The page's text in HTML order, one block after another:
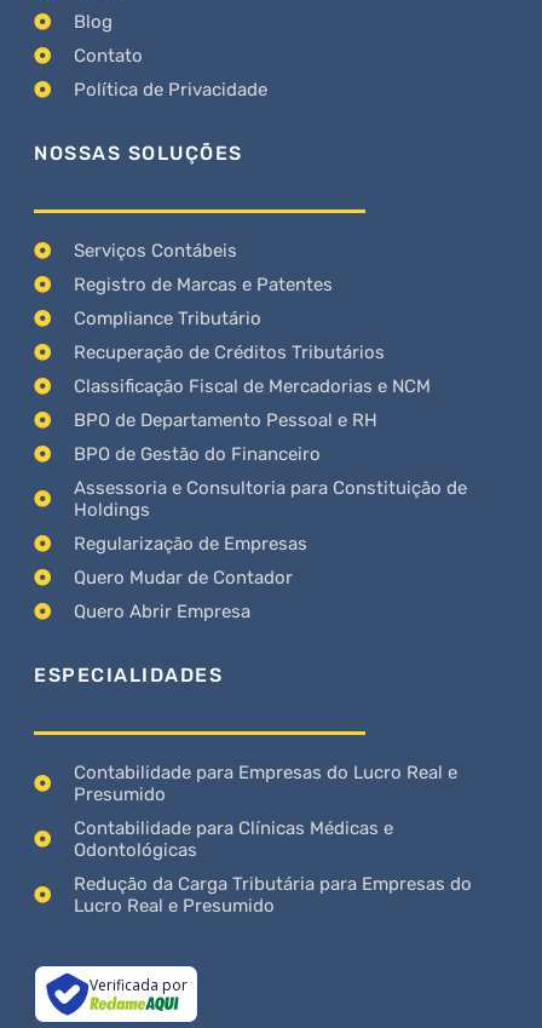
Blog
Contato
Política de Privacidade
NOSSAS SOLUÇÕES
Serviços Contábeis
Registro de Marcas e Patentes
Compliance Tributário
Recuperação de Créditos Tributários
Classificação Fiscal de Mercadorias e NCM
BPO de Departamento Pessoal e RH
BPO de Gestão do Financeiro
Assessoria e Consultoria para Constituição de
Holdings
Regularização de Empresas
Quero Mudar de Contador
Quero Abrir Empresa
ESPECIALIDADES
Contabilidade para Empresas do Lucro Real e
Presumido
Contabilidade para Clínicas Médicas e
Odontológicas
Redução da Carga Tributária para Empresas do
Lucro Real e Presumido
Verificada por